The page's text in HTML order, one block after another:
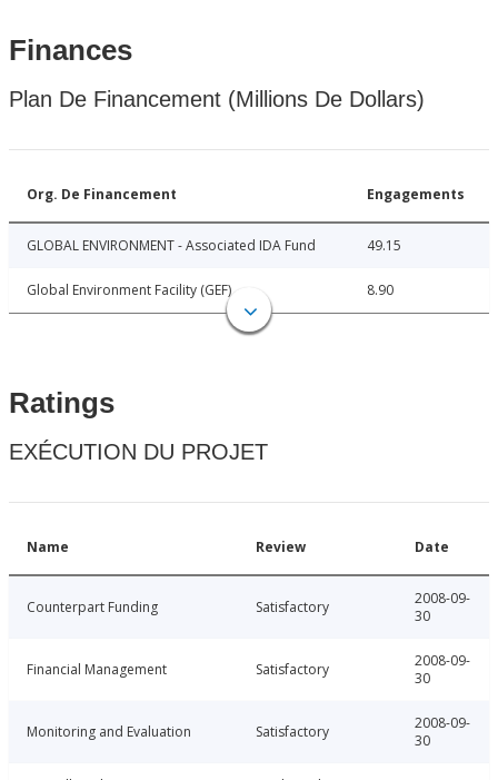
Finances
Plan De Financement (Millions De Dollars)
Org. De Financement Engagements
GLOBAL ENVIRONMENT - Associated IDA Fund 49.15
Global Environment Facility (GEF) 8.90
Ratings
EXÉCUTION DU PROJET
Name Review Date
Counterpart Funding Satisfactory
2008-09-
30
Financial Management Satisfactory
2008-09-
30
Monitoring and Evaluation Satisfactory
2008-09-
30